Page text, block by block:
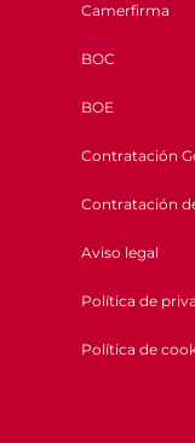
Camerfirma
BOC
BOE
Contratación
Contratación
Aviso legal
Política de
Política de